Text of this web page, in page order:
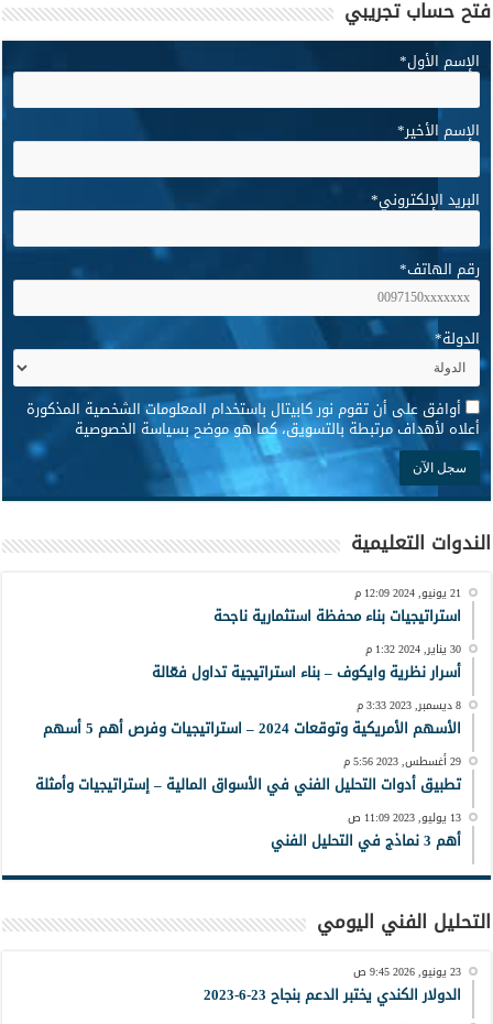
فتح حساب تجريبي
الإسم الأول*
الإسم الأخير*
البريد الإلكتروني*
رقم الهاتف*
الدولة*
* أوافق على أن تقوم نور كابيتال باستخدام المعلومات الشخصية المذكورة
أعلاه لأهداف مرتبطة بالتسويق، كما هو موضح بسياسة الخصوصية
الندوات التعليمية
21 يونيو, 2024 12:09 م
استراتيجيات بناء محفظة استثمارية ناجحة
30 يناير, 2024 1:32 م
أسرار نظرية وايكوف – بناء استراتيجية تداول فعّالة
8 ديسمبر, 2023 3:33 م
الأسهم الأمريكية وتوقعات 2024 – استراتيجيات وفرص أهم 5 أسهم
29 أغسطس, 2023 5:56 م
تطبيق أدوات التحليل الفني في الأسواق المالية – إستراتيجيات وأمثلة
13 يوليو, 2023 11:09 ص
أهم 3 نماذج في التحليل الفني
التحليل الفني اليومي
23 يونيو, 2026 9:45 ص
الدولار الكندي يختبر الدعم بنجاح 23-6-2023